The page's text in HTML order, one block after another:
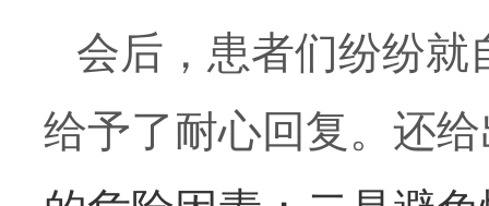
会后，患者们纷纷就
给予了耐心回复。 还